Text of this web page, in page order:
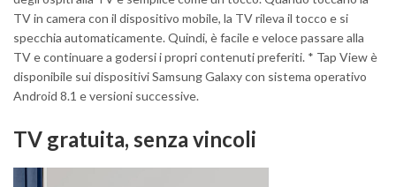
TV in camera con il dispositivo mobile, la TV rileva il tocco e si
specchia automaticamente. Quindi, è facile e veloce passare alla
TV e continuare a godersi i propri contenuti preferiti. * Tap View è
disponibile sui dispositivi Samsung Galaxy con sistema operativo
Android 8.1 e versioni successive.
TV gratuita, senza vincoli